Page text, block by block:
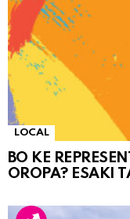
LOCAL
BO KE
OROPA? ESAKI